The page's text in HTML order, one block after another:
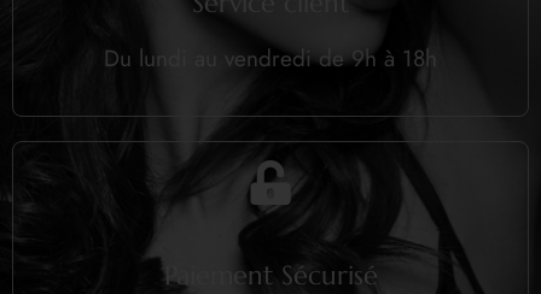
Du lundi au vendredi de 9h à 18h
Paiement Sécurisé